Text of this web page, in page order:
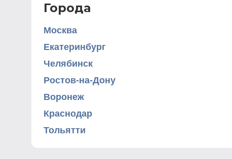
Города
Москва
Екатеринбург
Челябинск
Ростов-на-Дону
Воронеж
Краснодар
Тольятти